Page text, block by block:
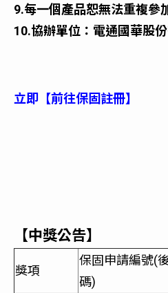
9.每一個產品恕無法重複參
10.協辦單位：電通國華股
立即【前往保固註冊】
【中獎公告】
獎項
保固申請編號(
碼)